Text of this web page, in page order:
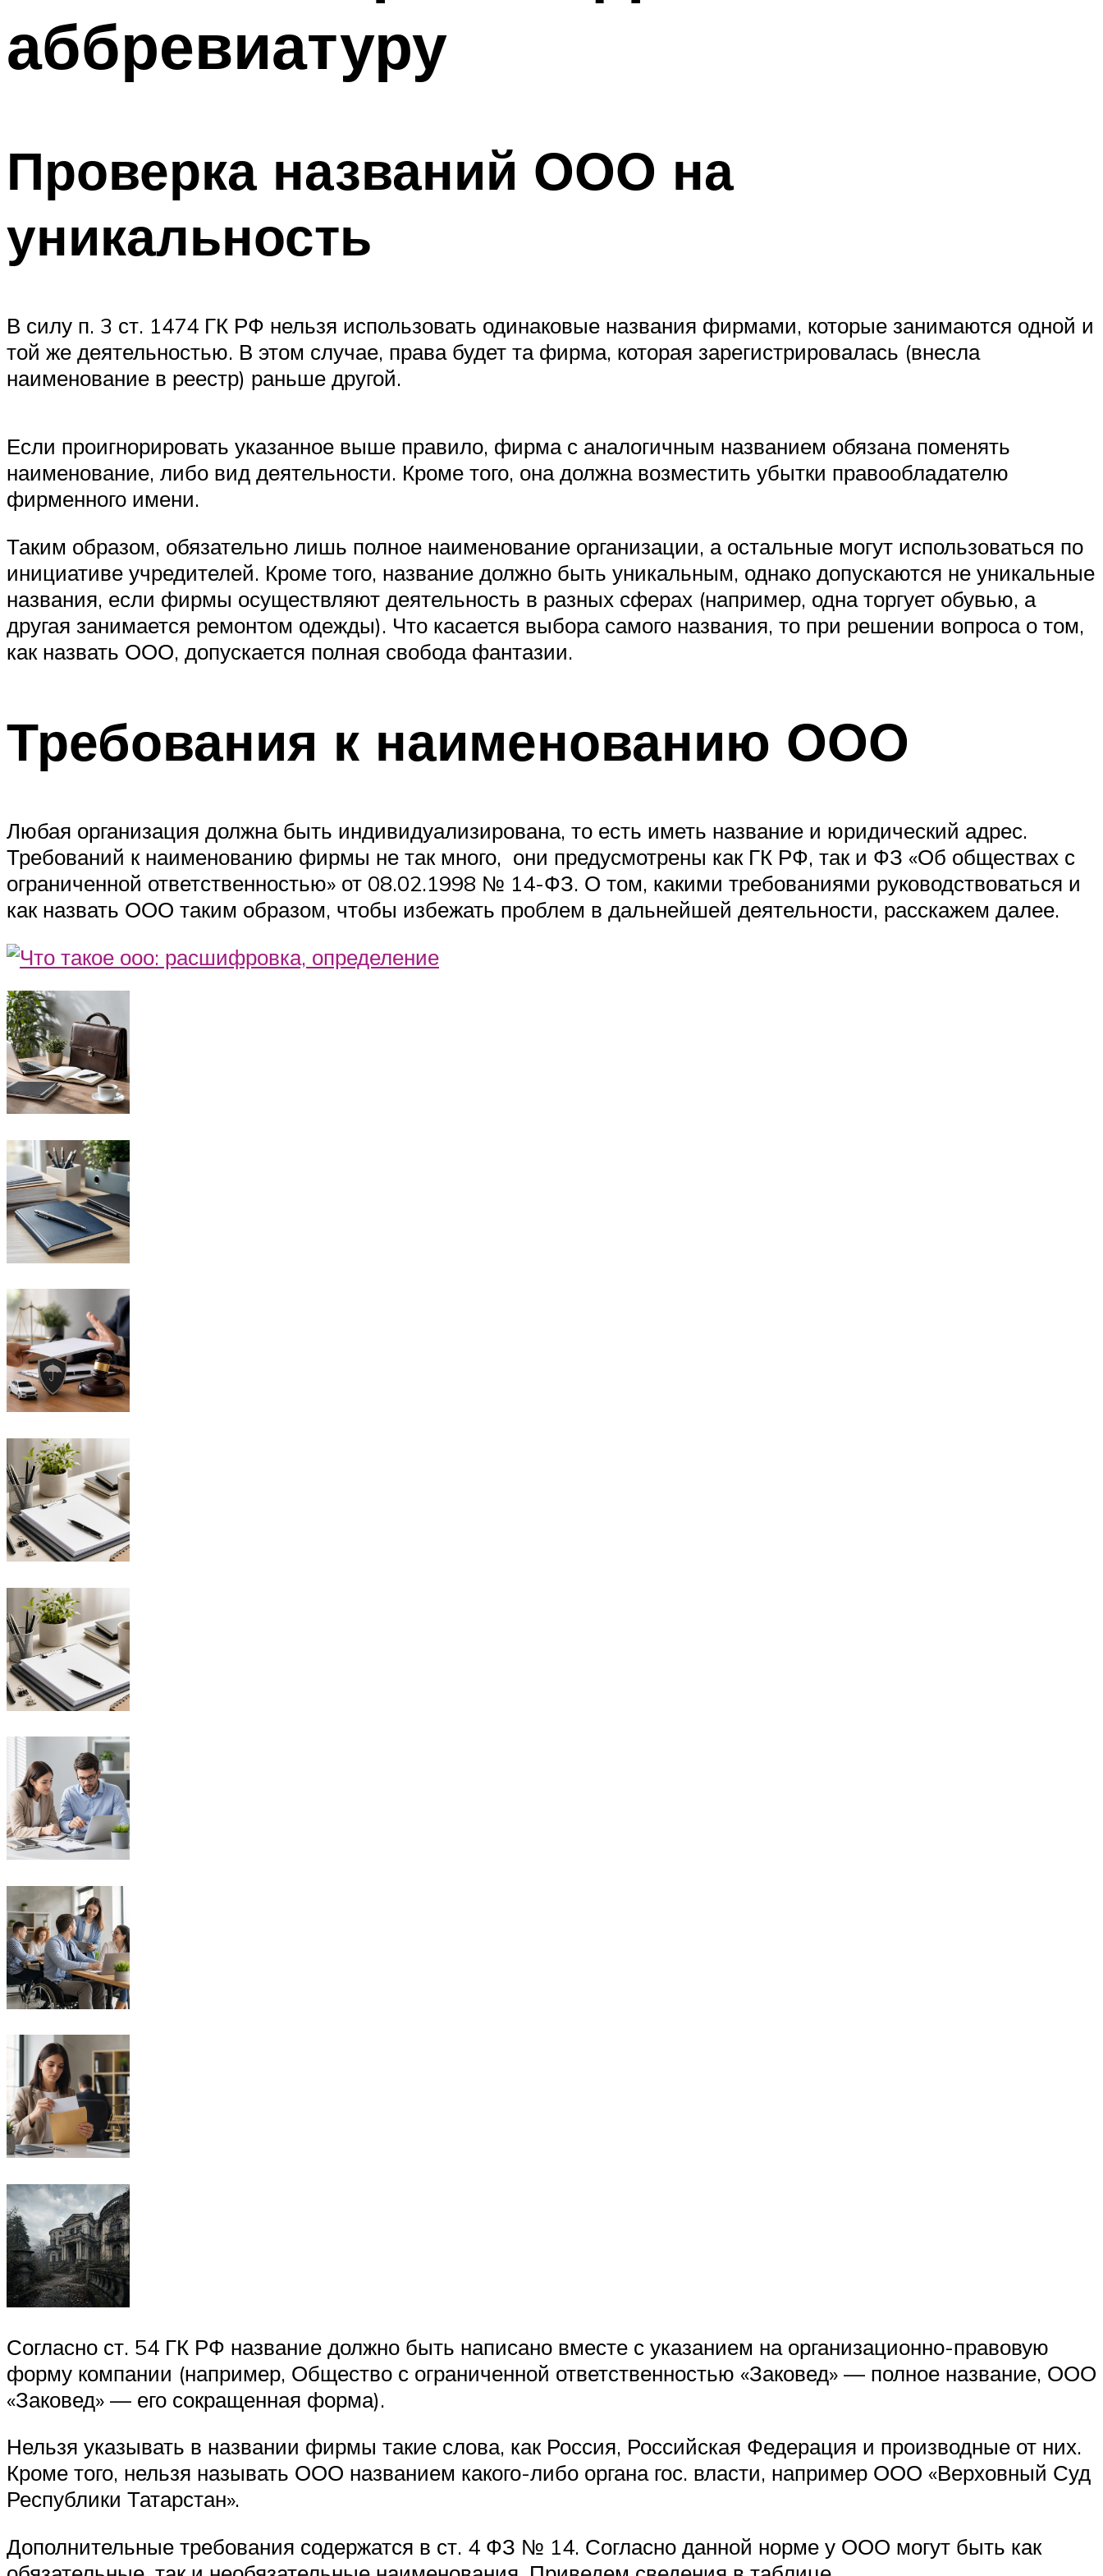
аббревиатуру
Проверка названий ООО на
уникальность
В силу п. 3 ст. 1474 ГК РФ нельзя использовать одинаковые названия фирмами, которые занимаются одной и
той же деятельностью. В этом случае, права будет та фирма, которая зарегистрировалась (внесла
наименование в реестр) раньше другой.
Если проигнорировать указанное выше правило, фирма с аналогичным названием обязана поменять
наименование, либо вид деятельности. Кроме того, она должна возместить убытки правообладателю
фирменного имени.
Таким образом, обязательно лишь полное наименование организации, а остальные могут использоваться по
инициативе учредителей. Кроме того, название должно быть уникальным, однако допускаются не уникальные
названия, если фирмы осуществляют деятельность в разных сферах (например, одна торгует обувью, а
другая занимается ремонтом одежды). Что касается выбора самого названия, то при решении вопроса о том,
как назвать ООО, допускается полная свобода фантазии.
Требования к наименованию ООО
Любая организация должна быть индивидуализирована, то есть иметь название и юридический адрес.
Требований к наименованию фирмы не так много, они предусмотрены как ГК РФ, так и ФЗ «Об обществах с
ограниченной ответственностью» от 08.02.1998 № 14-ФЗ. О том, какими требованиями руководствоваться и
как назвать ООО таким образом, чтобы избежать проблем в дальнейшей деятельности, расскажем далее.
Согласно ст. 54 ГК РФ название должно быть написано вместе с указанием на организационно-правовую
форму компании (например, Общество с ограниченной ответственностью «Заковед» — полное название, ООО
«Заковед» — его сокращенная форма).
Нельзя указывать в названии фирмы такие слова, как Россия, Российская Федерация и производные от них.
Кроме того, нельзя называть ООО названием какого-либо органа гос. власти, например ООО «Верховный Суд
Республики Татарстан».
Дополнительные требования содержатся в ст. 4 ФЗ № 14. Согласно данной норме у ООО могут быть как